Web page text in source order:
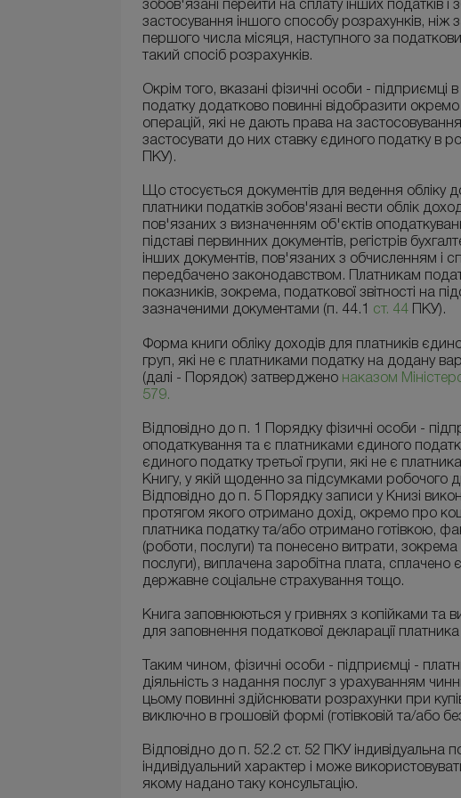
зобов'язані перейти на сплату інших податків і
застосування іншого способу розрахунків, ніж
першого числа місяця, наступного за
такий спосіб розрахунків.
Окрім того, вказані фізичні особи - підприємці
податку додатково повинні відобразити
операцій, які не дають права на
застосувати до них ставку єдиного податку в
ПКУ).
Що стосується документів для ведення обліку
платники податків зобов'язані вести облік
пов'язаних з визначенням об'єктів
підставі первинних документів, регістрів
інших документів, пов'язаних з обчисленням і
передбачено законодавством. Платникам
показників, зокрема, податкової звітності на
зазначеними документами (п. 44.1 ст. 44 ПКУ).
Форма книги обліку доходів для платників
груп, які не є платниками податку на додану
(далі - Порядок) затверджено наказом
579.
Відповідно до п. 1 Порядку фізичні особи -
оподаткування та є платниками єдиного
єдиного податку третьої групи, які не є
Книгу, у якій щоденно за підсумками робочого
Відповідно до п. 5 Порядку записи у Книзі
протягом якого отримано дохід, окремо про
платника податку та/або отримано готівкою,
(роботи, послуги) та понесено витрати,
послуги), виплачена заробітна плата,
державне соціальне страхування тощо.
Книга заповнюються у гривнях з копійками та
для заповнення податкової декларації
Таким чином, фізичні особи - підприємці -
діяльність з надання послуг з урахуванням
цьому повинні здійснювати розрахунки при
виключно в грошовій формі (готівковій та/або
Відповідно до п. 52.2 ст. 52 ПКУ індивідуальна
індивідуальний характер і може
якому надано таку консультацію.